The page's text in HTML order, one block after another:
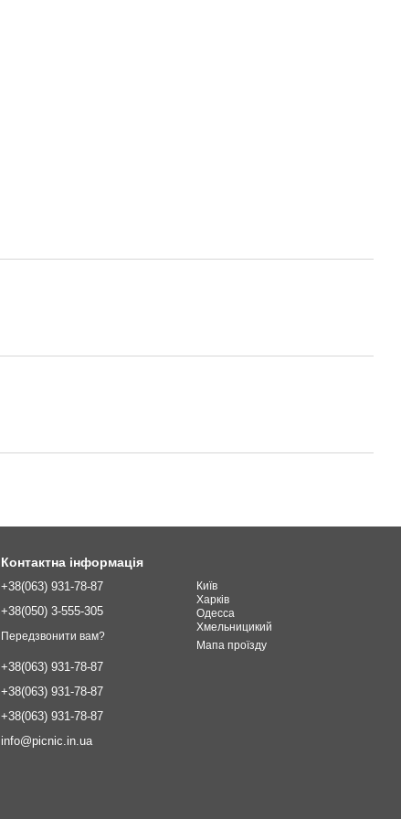
Контактна інформація
+38(063) 931-78-87
+38(050) 3-555-305
Передзвонити вам?
+38(063) 931-78-87
+38(063) 931-78-87
+38(063) 931-78-87
info@picnic.in.ua
Київ
Харків
Одесcа
Хмельницикий
Мапа проїзду